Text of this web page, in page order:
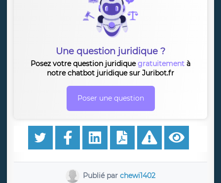
Une question juridique ?
Posez votre question juridiquegratuitement à
notre chatbot juridique sur Juribot.fr
Poser une question
Publié parchewi1402